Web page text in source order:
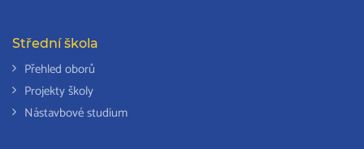
Střední škola
Přehled oborů
Projekty školy
Nástavbové studium